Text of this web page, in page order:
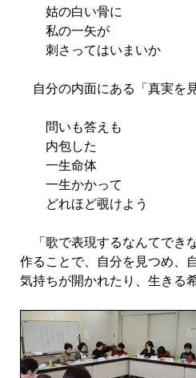
姑の白い骨に
私の一矢が
刺さってはいまいか
自分の内面にある「真実を
問いも答えも
内包した
一生命体
一生かかって
どれほど覗けよう
「歌で表現するなんてでき
作ることで、自分を見つめ、
気持ちが開かれたり、生きる